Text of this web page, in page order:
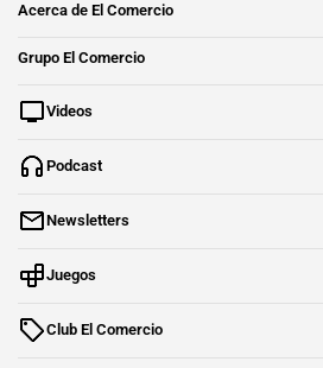
Acerca de El Comercio
Grupo El Comercio
Videos
Podcast
Newsletters
Juegos
Club El Comercio